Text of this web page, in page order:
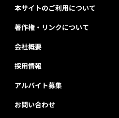
本サイトのご利用について
著作権・リンクについて
会社概要
採用情報
アルバイト募集
お問い合わせ